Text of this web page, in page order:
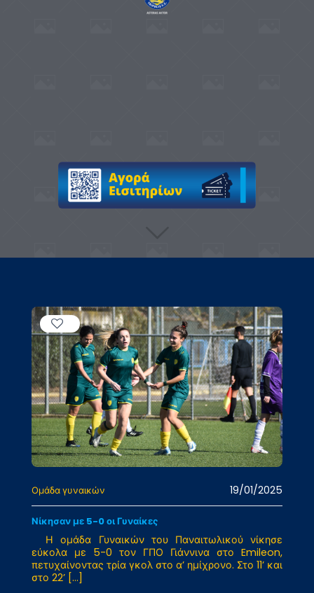
Ομάδα γυναικών 19/01/2025
Νίκησαν με 5-0 οι Γυναίκες
Η ομάδα Γυναικών του Παναιτωλικού νίκησε
εύκολα με 5-0 τον ΓΠΟ Γιάννινα στο Emileon,
πετυχαίνοντας τρία γκολ στο α’ ημίχρονο. Στο 11’ και
στο 22’ […]